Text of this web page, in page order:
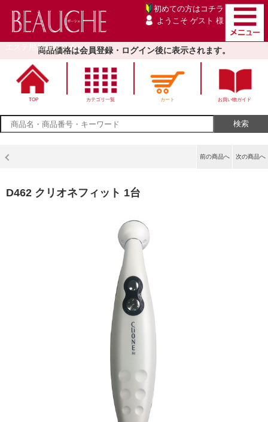
エステ用品卸売サイト
初めての方は コチラ
ようこそ ゲスト 様
商品価格は会員登録・ログイン後に表示されます。
TOP カテゴリ一覧 カート お買い物ガイド
次の商品へ
前の商品へ
D462 クリオネフィット 1台